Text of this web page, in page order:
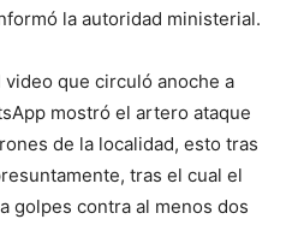
la autoridad ministerial.
que circuló anoche a
mostró el artero ataque
de la localidad, esto tras
tras el cual el
golpes contra al menos dos